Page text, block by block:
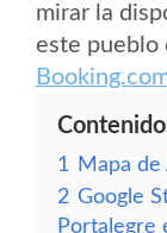
mirar la
este pueblo
1
Mapa de
2 Google
Portalegre